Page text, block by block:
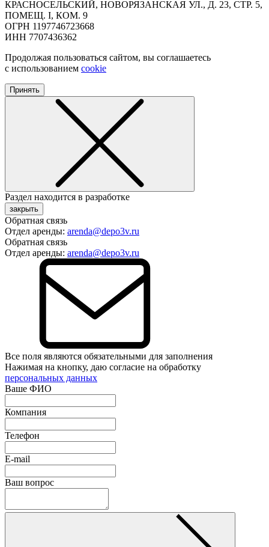
КРАСНОСЕЛЬСКИЙ, НОВОРЯЗАНСКАЯ УЛ., Д. 23, СТР. 5,
ПОМЕЩ. I, КОМ. 9
ОГРН 1197746723668
ИНН 7707436362
Продолжая пользоваться сайтом, вы соглашаетесь
с использованием cookie
Принять
Раздел находится в разработке
закрыть
Обратная связь
Отдел аренды: arenda@depo3v.ru
Обратная связь
Отдел аренды: arenda@depo3v.ru
Все поля являются обязательными для заполнения
Нажимая на кнопку, даю согласие на обработку
персональных данных
Ваше ФИО
Компания
Телефон
E-mail
Ваш вопрос